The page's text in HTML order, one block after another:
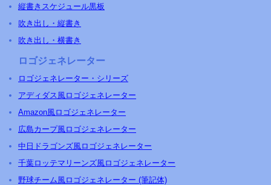
縦書きスケジュール黒板
吹き出し・縦書き
吹き出し・横書き
ロゴジェネレーター
ロゴジェネレーター・シリーズ
アディダス風ロゴジェネレーター
Amazon風ロゴジェネレーター
広島カープ風ロゴジェネレーター
中日ドラゴンズ風ロゴジェネレーター
千葉ロッテマリーンズ風ロゴジェネレーター
野球チーム風ロゴジェネレーター (筆記体)